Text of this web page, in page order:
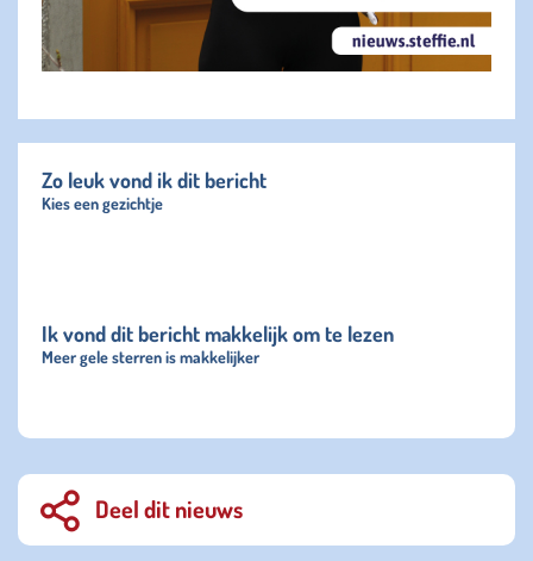
Zo leuk vond ik dit bericht
Kies een gezichtje
Ik vond dit bericht makkelijk om te lezen
Meer gele sterren is makkelijker
Deel dit nieuws